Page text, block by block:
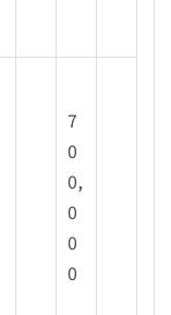
7
0
0,
0
0
0